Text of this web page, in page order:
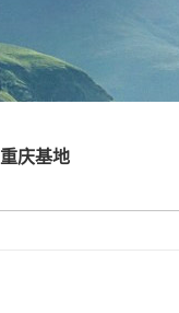
重庆基地